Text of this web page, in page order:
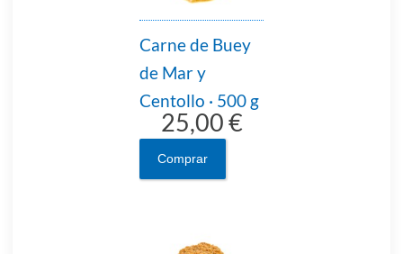
Carne de Buey
de Mar y
Centollo · 500 g
25,00 €
Comprar